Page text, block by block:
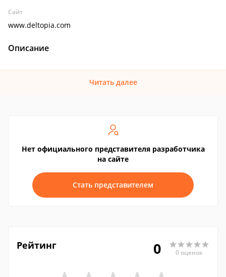
Сайт
www.deltopia.com
Описание
Читать далее
Нет официального представителя разработчика
на сайте
Стать представителем
Рейтинг 0 0 оценок